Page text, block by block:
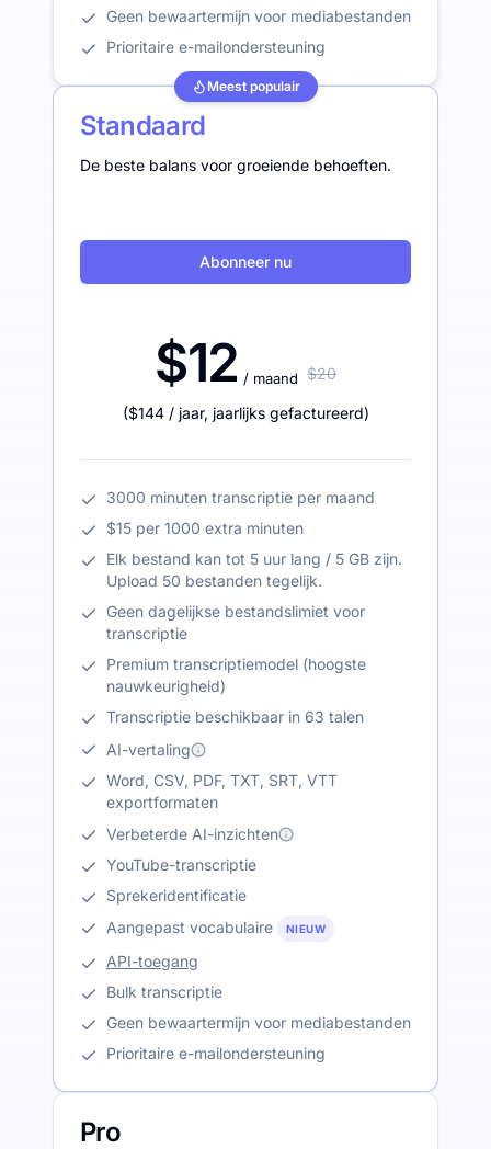
Geen bewaartermijn voor mediabestanden
Prioritaire e-mailondersteuning
Meest populair
Standaard
De beste balans voor groeiende behoeften.
Abonneer nu
$12 / maand $20
($144 / jaar, jaarlijks gefactureerd)
3000 minuten transcriptie per maand
$15 per 1000 extra minuten
Elk bestand kan tot 5 uur lang / 5 GB zijn.
Upload 50 bestanden tegelijk.
Geen dagelijkse bestandslimiet voor
transcriptie
Premium transcriptiemodel (hoogste
nauwkeurigheid)
Transcriptie beschikbaar in 63 talen
AI-vertaling
Word, CSV, PDF, TXT, SRT, VTT
exportformaten
Verbeterde AI-inzichten
YouTube-transcriptie
Sprekeridentificatie
Aangepast vocabulaire
NIEUW
API-toegang
Bulk transcriptie
Geen bewaartermijn voor mediabestanden
Prioritaire e-mailondersteuning
Pro